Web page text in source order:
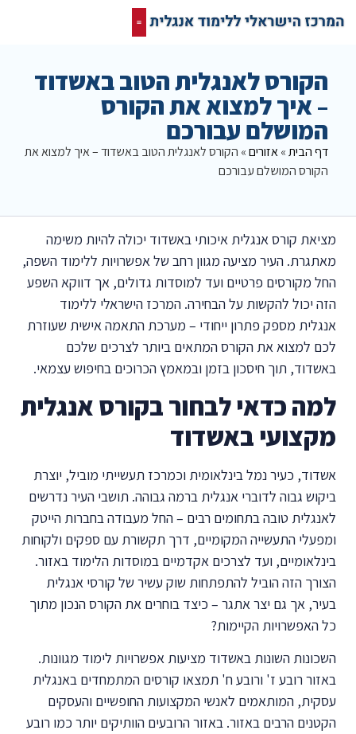
הקורס לאנגלית הטוב באשדוד
– איך למצוא את הקורס
המושלם עבורכם
דף הבית»אזורים» הקורס לאנגלית הטוב באשדוד – איך למצוא את
הקורס המושלם עבורכם
מציאת קורס אנגלית איכותי באשדוד יכולה להיות משימה
מאתגרת. העיר מציעה מגוון רחב של אפשרויות ללימוד השפה,
החל מקורסים פרטיים ועד למוסדות גדולים, אך דווקא השפע
הזה יכול להקשות על הבחירה. המרכז הישראלי ללימוד
אנגלית מספק פתרון ייחודי – מערכת התאמה אישית שעוזרת
לכם למצוא את הקורס המתאים ביותר לצרכים שלכם
באשדוד, תוך חיסכון בזמן ובמאמץ הכרוכים בחיפוש עצמאי.
למה כדאי לבחור בקורס אנגלית
מקצועי באשדוד
אשדוד, כעיר נמל בינלאומית וכמרכז תעשייתי מוביל, יוצרת
ביקוש גבוה לדוברי אנגלית ברמה גבוהה. תושבי העיר נדרשים
לאנגלית טובה בתחומים רבים – החל מעבודה בחברות הייטק
ומפעלי התעשייה המקומיים, דרך תקשורת עם ספקים ולקוחות
בינלאומיים, ועד לצרכים אקדמיים במוסדות הלימוד באזור.
הצורך הזה הוביל להתפתחות שוק עשיר של קורסי אנגלית
בעיר, אך גם יצר אתגר – כיצד בוחרים את הקורס הנכון מתוך
כל האפשרויות הקיימות?
השכונות השונות באשדוד מציעות אפשרויות לימוד מגוונות.
באזור רובע ז' ורובע ח' תמצאו קורסים המתמחדים באנגלית
עסקית, המותאמים לאנשי המקצועות החופשיים והעסקים
הקטנים הרבים באזור. באזור הרובעים הוותיקים יותר כמו רובע